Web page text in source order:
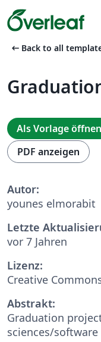
arrow_left_alt Back to all
Als Vorlage öffnen
PDF anzeigen
Autor:
younes elmorabit
Letzte
vor 7 Jahren
Lizenz:
Creative
Abstrakt:
Graduation
sciences/